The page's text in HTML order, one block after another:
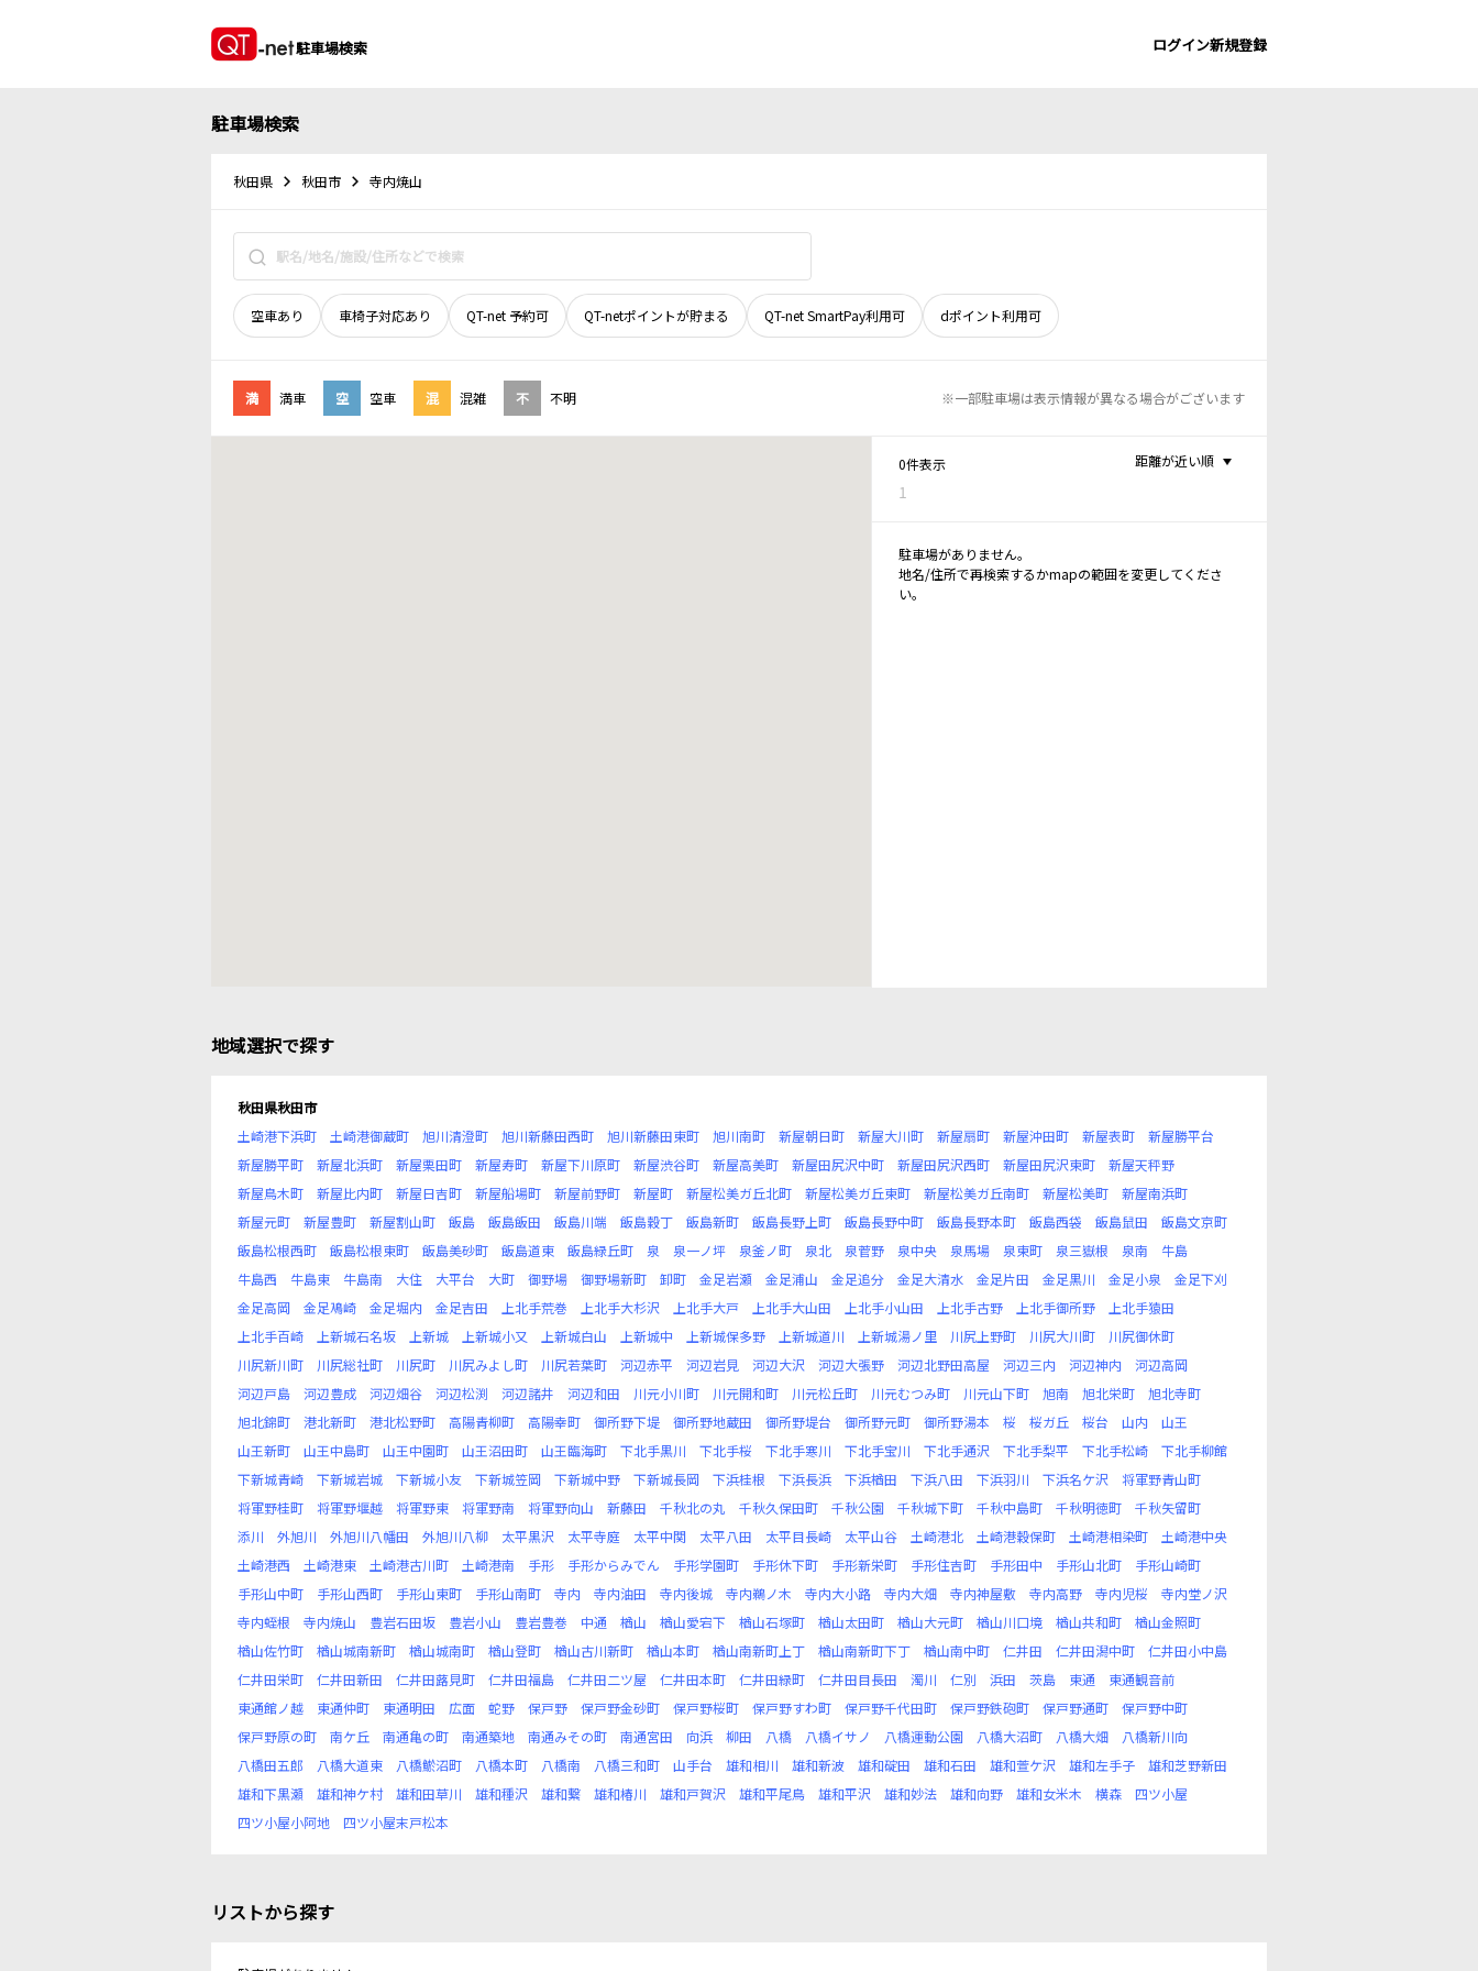
駐車場検索 ログイン新規登録
駐車場検索
秋田県 秋田市 寺内焼山
空車あり 車椅子対応あり QT-net 予約可 QT-netポイントが貯まる QT-net SmartPay利用可 dポイント利用可
満 満車 空 空車 混 混雑 不 不明 ※一部駐車場は表示情報が異なる場合がございます
0件表示
1
距離が近い順
駐車場がありません。
地名/住所で再検索するかmapの範囲を変更してくださ
い。
地域選択で探す
秋田県秋田市
土崎港下浜町
土崎港御蔵町 旭川清澄町 旭川新藤田西町 旭川新藤田東町 旭川南町 新屋朝日町 新屋大川町 新屋扇町 新屋沖田町 新屋表町
新屋勝平台
新屋勝平町
新屋北浜町 新屋栗田町 新屋寿町 新屋下川原町 新屋渋谷町 新屋高美町 新屋田尻沢中町 新屋田尻沢西町 新屋田尻沢東町
新屋天秤野
新屋鳥木町
新屋比内町 新屋日吉町 新屋船場町 新屋前野町 新屋町 新屋松美ガ丘北町 新屋松美ガ丘東町 新屋松美ガ丘南町 新屋松美町
新屋南浜町
新屋元町
新屋豊町 新屋割山町 飯島 飯島飯田 飯島川端 飯島穀丁 飯島新町 飯島長野上町 飯島長野中町 飯島長野本町 飯島西袋 飯島鼠田
飯島文京町
飯島松根西町
飯島松根東町 飯島美砂町 飯島道東 飯島緑丘町 泉 泉一ノ坪 泉釜ノ町 泉北 泉菅野 泉中央 泉馬場 泉東町 泉三嶽根 泉南
牛島
牛島西
牛島東 牛島南 大住 大平台 大町 御野場 御野場新町 卸町 金足岩瀬 金足浦山 金足追分 金足大清水 金足片田 金足黒川 金足小泉
金足下刈
金足高岡
金足鳰崎 金足堀内 金足吉田 上北手荒巻 上北手大杉沢 上北手大戸 上北手大山田 上北手小山田 上北手古野 上北手御所野
上北手猿田
上北手百崎
上新城石名坂 上新城 上新城小又 上新城白山 上新城中 上新城保多野 上新城道川 上新城湯ノ里 川尻上野町 川尻大川町
川尻御休町
川尻新川町
川尻総社町 川尻町 川尻みよし町 川尻若葉町 河辺赤平 河辺岩見 河辺大沢 河辺大張野 河辺北野田高屋 河辺三内 河辺神内
河辺高岡
河辺戸島
河辺豊成 河辺畑谷 河辺松渕 河辺諸井 河辺和田 川元小川町 川元開和町 川元松丘町 川元むつみ町 川元山下町 旭南 旭北栄町
旭北寺町
旭北錦町
港北新町 港北松野町 高陽青柳町 高陽幸町 御所野下堤 御所野地蔵田 御所野堤台 御所野元町 御所野湯本 桜 桜ガ丘 桜台 山内
山王
山王新町
山王中島町 山王中園町 山王沼田町 山王臨海町 下北手黒川 下北手桜 下北手寒川 下北手宝川 下北手通沢 下北手梨平 下北手松崎
下北手柳館
下新城青崎
下新城岩城 下新城小友 下新城笠岡 下新城中野 下新城長岡 下浜桂根 下浜長浜 下浜楢田 下浜八田 下浜羽川 下浜名ケ沢
将軍野青山町
将軍野桂町
将軍野堰越 将軍野東 将軍野南 将軍野向山 新藤田 千秋北の丸 千秋久保田町 千秋公園 千秋城下町 千秋中島町 千秋明徳町
千秋矢留町
添川
外旭川 外旭川八幡田 外旭川八柳 太平黒沢 太平寺庭 太平中関 太平八田 太平目長崎 太平山谷 土崎港北 土崎港穀保町 土崎港相染町
土崎港中央
土崎港西
土崎港東 土崎港古川町 土崎港南 手形 手形からみでん 手形学園町 手形休下町 手形新栄町 手形住吉町 手形田中 手形山北町
手形山崎町
手形山中町
手形山西町 手形山東町 手形山南町 寺内 寺内油田 寺内後城 寺内鵜ノ木 寺内大小路 寺内大畑 寺内神屋敷 寺内高野 寺内児桜
寺内堂ノ沢
寺内蛭根
寺内焼山 豊岩石田坂 豊岩小山 豊岩豊巻 中通 楢山 楢山愛宕下 楢山石塚町 楢山太田町 楢山大元町 楢山川口境 楢山共和町
楢山金照町
楢山佐竹町
楢山城南新町 楢山城南町 楢山登町 楢山古川新町 楢山本町 楢山南新町上丁 楢山南新町下丁 楢山南中町 仁井田 仁井田潟中町
仁井田小中島
仁井田栄町
仁井田新田 仁井田蕗見町 仁井田福島 仁井田二ツ屋 仁井田本町 仁井田緑町 仁井田目長田 濁川 仁別 浜田 茨島 東通
東通観音前
東通館ノ越
東通仲町 東通明田 広面 蛇野 保戸野 保戸野金砂町 保戸野桜町 保戸野すわ町 保戸野千代田町 保戸野鉄砲町 保戸野通町
保戸野中町
保戸野原の町
南ケ丘 南通亀の町 南通築地 南通みその町 南通宮田 向浜 柳田 八橋 八橋イサノ 八橋運動公園 八橋大沼町 八橋大畑
八橋新川向
八橋田五郎
八橋大道東 八橋鯲沼町 八橋本町 八橋南 八橋三和町 山手台 雄和相川 雄和新波 雄和碇田 雄和石田 雄和萱ケ沢 雄和左手子
雄和芝野新田
雄和下黒瀬
雄和神ケ村 雄和田草川 雄和種沢 雄和繋 雄和椿川 雄和戸賀沢 雄和平尾鳥 雄和平沢 雄和妙法 雄和向野 雄和女米木 横森
四ツ小屋
四ツ小屋小阿地
四ツ小屋末戸松本
リストから探す